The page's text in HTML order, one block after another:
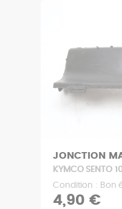
JONCTION
KYMCO SENTO
Condition : Bon
4,90 €